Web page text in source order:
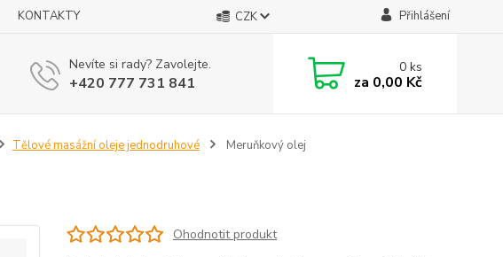
KONTAKTY CZK Přihlášení
Nevíte si rady? Zavolejte.
+420 777 731 841
0ks
za 0,00 Kč
Tělové masážní oleje jednodruhové Meruňkový olej
Ohodnotit produkt